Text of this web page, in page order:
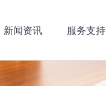
新闻资讯 服务支持